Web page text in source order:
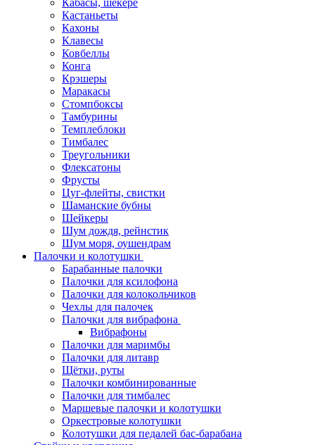
Кабасы, шекере
Кастаньеты
Кахоны
Клавесы
Ковбеллы
Конга
Крэшеры
Маракасы
Стомпбоксы
Тамбурины
Темплеблоки
Тимбалес
Треугольники
Флексатоны
Фрусты
Цуг-флейты, свистки
Шаманские бубны
Шейкеры
Шум дождя, рейнстик
Шум моря, оушендрам
Палочки и колотушки
Барабанные палочки
Палочки для ксилофона
Палочки для колокольчиков
Чехлы для палочек
Палочки для вибрафона
Вибрафоны
Палочки для маримбы
Палочки для литавр
Щётки, руты
Палочки комбинированные
Палочки для тимбалес
Маршевые палочки и колотушки
Оркестровые колотушки
Колотушки для педалей бас-барабана